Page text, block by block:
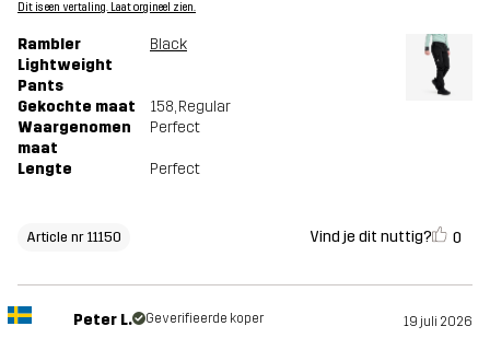
Dit is een vertaling. Laat orgineel zien.
Rambler
Lightweight
Pants
Black
Gekochte maat 158, Regular
Waargenomen
maat
Perfect
Lengte Perfect
Article nr 11150 Vind je dit nuttig? 0
Peter L. Geverifieerde koper 19 juli 2026